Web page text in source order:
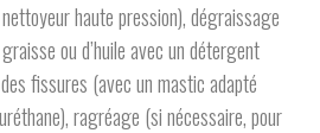
haute pression), dégraissage
ou d’huile avec un détergent
fissures (avec un mastic adapté
ragréage (si nécessaire, pour